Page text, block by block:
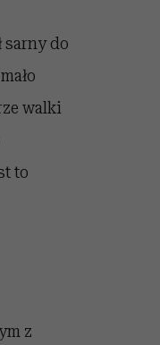
sarny do
walki
to
z